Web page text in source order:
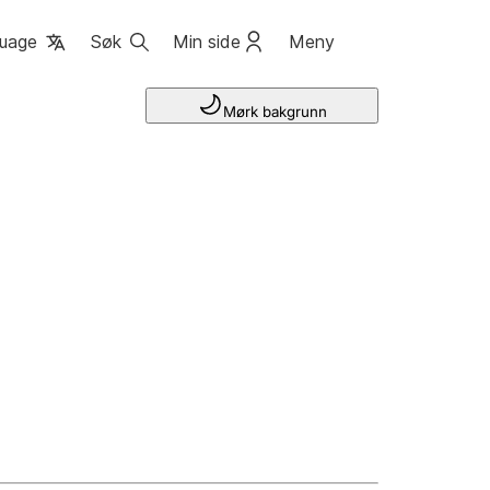
Søk Min side Meny
Mørk bakgrunn